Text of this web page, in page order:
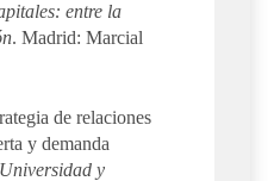
entre la
. Madrid: Marcial
de relaciones
y demanda
y